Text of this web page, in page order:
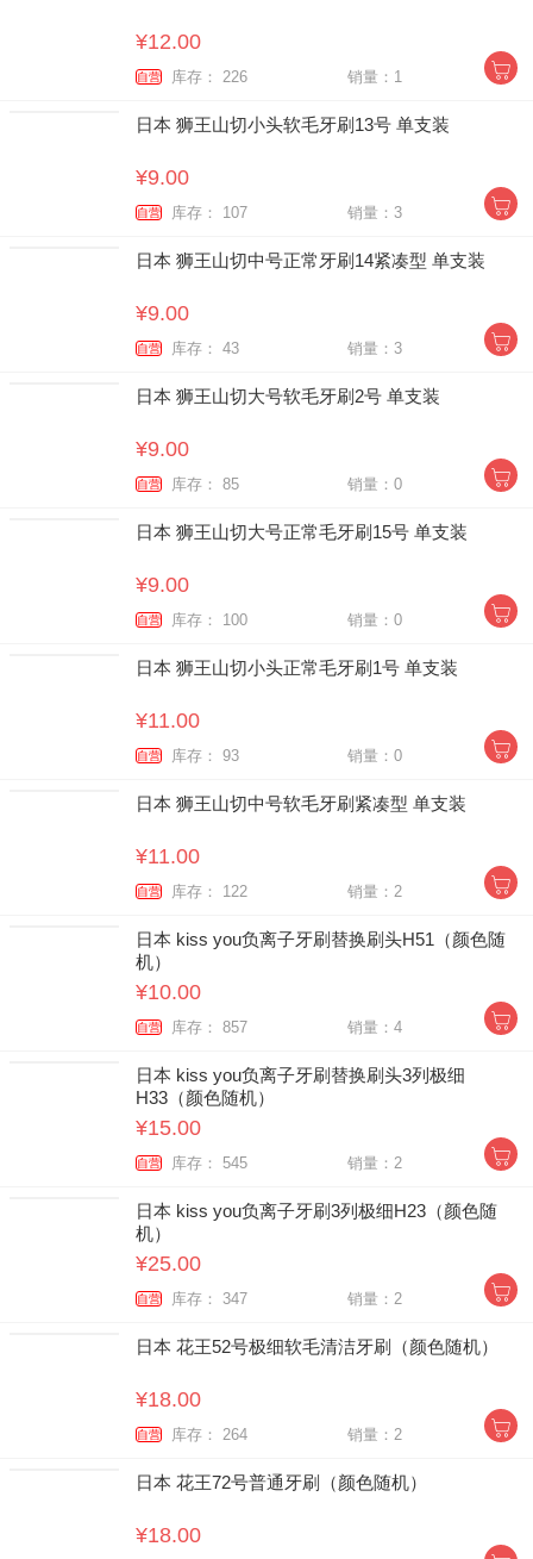
¥12.00
自营 库存： 226 销量：1
日本 狮王山切小头软毛牙刷13号 单支装
¥9.00
自营 库存： 107 销量：3
日本 狮王山切中号正常牙刷14紧凑型 单支装
¥9.00
自营 库存： 43 销量：3
日本 狮王山切大号软毛牙刷2号 单支装
¥9.00
自营 库存： 85 销量：0
日本 狮王山切大号正常毛牙刷15号 单支装
¥9.00
自营 库存： 100 销量：0
日本 狮王山切小头正常毛牙刷1号 单支装
¥11.00
自营 库存： 93 销量：0
日本 狮王山切中号软毛牙刷紧凑型 单支装
¥11.00
自营 库存： 122 销量：2
日本 kiss you负离子牙刷替换刷头H51（颜色随
机）
¥10.00
自营 库存： 857 销量：4
日本 kiss you负离子牙刷替换刷头3列极细
H33（颜色随机）
¥15.00
自营 库存： 545 销量：2
日本 kiss you负离子牙刷3列极细H23（颜色随
机）
¥25.00
自营 库存： 347 销量：2
日本 花王52号极细软毛清洁牙刷（颜色随机）
¥18.00
自营 库存： 264 销量：2
日本 花王72号普通牙刷（颜色随机）
¥18.00